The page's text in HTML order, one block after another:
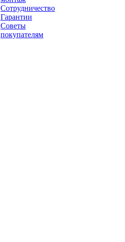
Сотрудничество
Гарантии
Советы
покупателям